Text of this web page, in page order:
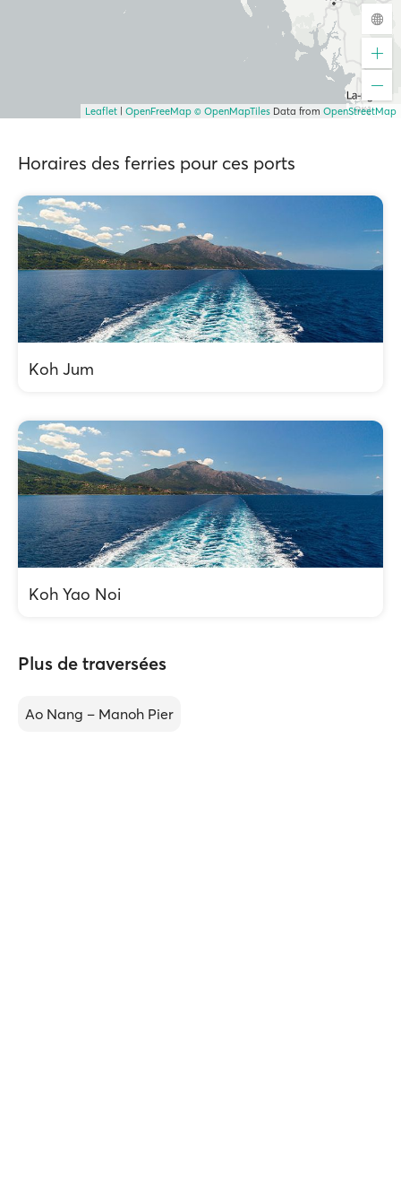
Leaflet OpenFreeMap © OpenMapTiles Data from OpenStreetMap
Horaires des ferries pour ces ports
Koh Jum
Koh Yao Noi
Plus de traversées
Ao Nang – Manoh Pier